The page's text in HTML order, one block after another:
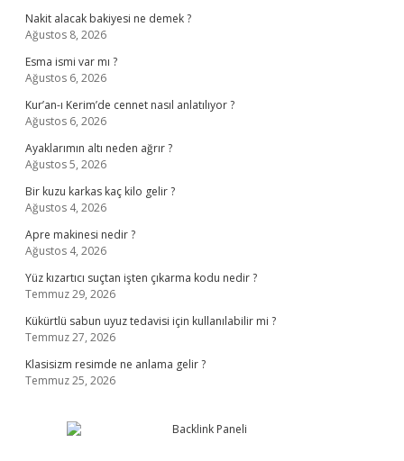
Nakit alacak bakiyesi ne demek ?
Ağustos 8, 2026
Esma ismi var mı ?
Ağustos 6, 2026
Kur’an-ı Kerim’de cennet nasıl anlatılıyor ?
Ağustos 6, 2026
Ayaklarımın altı neden ağrır ?
Ağustos 5, 2026
Bir kuzu karkas kaç kilo gelir ?
Ağustos 4, 2026
Apre makinesi nedir ?
Ağustos 4, 2026
Yüz kızartıcı suçtan işten çıkarma kodu nedir ?
Temmuz 29, 2026
Kükürtlü sabun uyuz tedavisi için kullanılabilir mi ?
Temmuz 27, 2026
Klasisizm resimde ne anlama gelir ?
Temmuz 25, 2026